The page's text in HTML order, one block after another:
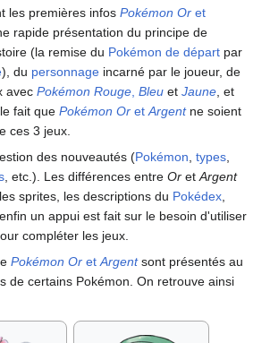
les premières infos Pokémon Or et
rapide présentation du principe de
(la remise du Pokémon de départ par
), du personnage incarné par le joueur, de
avec Pokémon Rouge Bleu et Jaune , et
fait que Pokémon Or et Argentne soient
ces 3 jeux.
des nouveautés (Pokémon types
, etc.). Les différences entre Or et Argent
sprites, les descriptions du Pokédex
un appui est fait sur le besoin d'utiliser
compléter les jeux.
Pokémon Or et Argentsont présentés au
de certains Pokémon. On retrouve ainsi